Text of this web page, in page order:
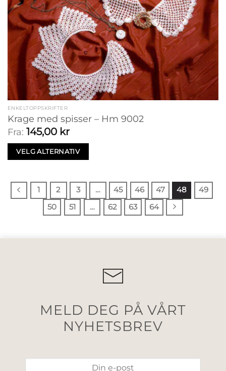
ENKELTOPPSKRIFTER
Krage med spisser – Hm 9002
Fra: 145,00 kr
VELG ALTERNATIV
1 2 3 … 45 46 47 48
49
50
51 … 62 63 64
MELD DEG PÅ VÅRT
NYHETSBREV